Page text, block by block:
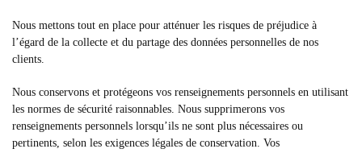
Nous mettons tout en place pour atténuer les risques de préjudice à
l’égard de la collecte et du partage des données personnelles de nos
clients.
Nous conservons et protégeons vos renseignements personnels en utilisant
les normes de sécurité raisonnables. Nous supprimerons vos
renseignements personnels lorsqu’ils ne sont plus nécessaires ou
pertinents, selon les exigences légales de conservation. Vos